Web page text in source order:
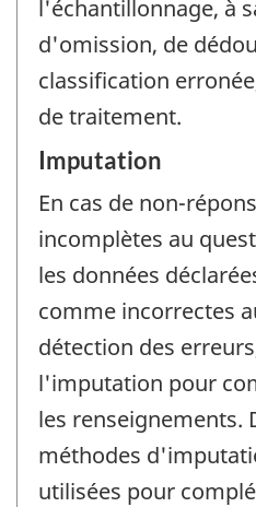
l'échantillonnage, à
d'omission, de
classification
de traitement.
Imputation
En cas de non-
incomplètes au
les données
comme incorrectes
détection des
l'imputation pour
les renseignements.
méthodes
utilisées pour